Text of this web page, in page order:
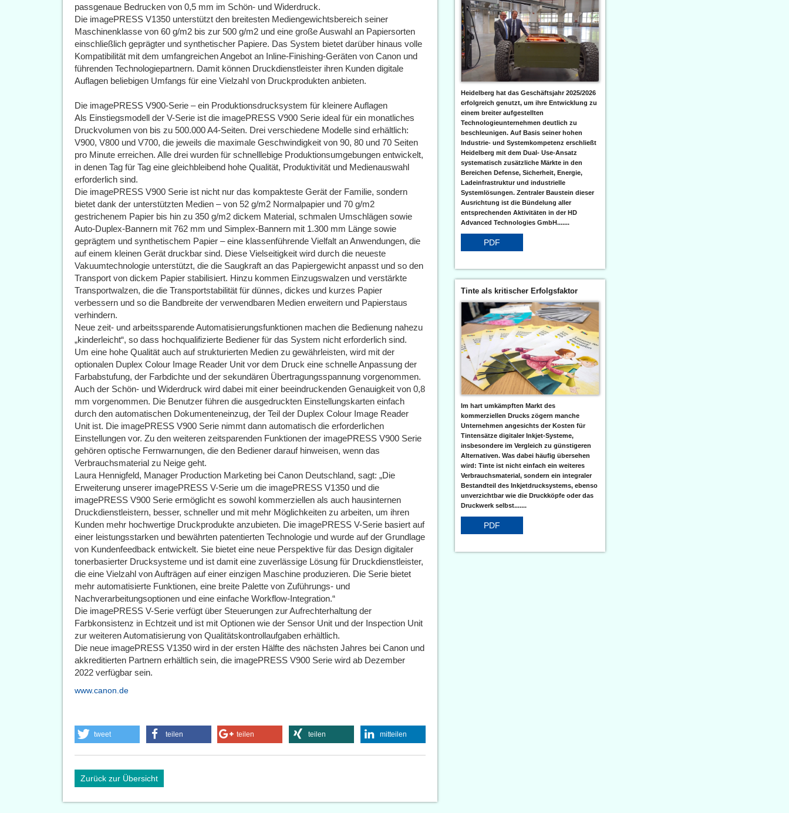
passgenaue Bedrucken von 0,5 mm im Schön- und Widerdruck.
Die imagePRESS V1350 unterstützt den breitesten Mediengewichtsbereich seiner
Maschinenklasse von 60 g/m2 bis zur 500 g/m2 und eine große Auswahl an Papiersorten
einschließlich geprägter und synthetischer Papiere. Das System bietet darüber hinaus volle
Kompatibilität mit dem umfangreichen Angebot an Inline-Finishing-Geräten von Canon und
führenden Technologiepartnern. Damit können Druckdienstleister ihren Kunden digitale
Auflagen beliebigen Umfangs für eine Vielzahl von Druckprodukten anbieten.
Die imagePRESS V900-Serie – ein Produktionsdrucksystem für kleinere Auflagen
Als Einstiegsmodell der V-Serie ist die imagePRESS V900 Serie ideal für ein monatliches
Druckvolumen von bis zu 500.000 A4-Seiten. Drei verschiedene Modelle sind erhältlich:
V900, V800 und V700, die jeweils die maximale Geschwindigkeit von 90, 80 und 70 Seiten
pro Minute erreichen. Alle drei wurden für schnelllebige Produktionsumgebungen entwickelt,
in denen Tag für Tag eine gleichbleibend hohe Qualität, Produktivität und Medienauswahl
erforderlich sind.
Die imagePRESS V900 Serie ist nicht nur das kompakteste Gerät der Familie, sondern
bietet dank der unterstützten Medien – von 52 g/m2 Normalpapier und 70 g/m2
gestrichenem Papier bis hin zu 350 g/m2 dickem Material, schmalen Umschlägen sowie
Auto-Duplex-Bannern mit 762 mm und Simplex-Bannern mit 1.300 mm Länge sowie
geprägtem und synthetischem Papier – eine klassenführende Vielfalt an Anwendungen, die
auf einem kleinen Gerät druckbar sind. Diese Vielseitigkeit wird durch die neueste
Vakuumtechnologie unterstützt, die die Saugkraft an das Papiergewicht anpasst und so den
Transport von dickem Papier stabilisiert. Hinzu kommen Einzugswalzen und verstärkte
Transportwalzen, die die Transportstabilität für dünnes, dickes und kurzes Papier
verbessern und so die Bandbreite der verwendbaren Medien erweitern und Papierstaus
verhindern.
Neue zeit- und arbeitssparende Automatisierungsfunktionen machen die Bedienung nahezu
„kinderleicht“, so dass hochqualifizierte Bediener für das System nicht erforderlich sind.
Um eine hohe Qualität auch auf strukturierten Medien zu gewährleisten, wird mit der
optionalen Duplex Colour Image Reader Unit vor dem Druck eine schnelle Anpassung der
Farbabstufung, der Farbdichte und der sekundären Übertragungsspannung vorgenommen.
Auch der Schön- und Widerdruck wird dabei mit einer beeindruckenden Genauigkeit von 0,8
mm vorgenommen. Die Benutzer führen die ausgedruckten Einstellungskarten einfach
durch den automatischen Dokumenteneinzug, der Teil der Duplex Colour Image Reader
Unit ist. Die imagePRESS V900 Serie nimmt dann automatisch die erforderlichen
Einstellungen vor. Zu den weiteren zeitsparenden Funktionen der imagePRESS V900 Serie
gehören optische Fernwarnungen, die den Bediener darauf hinweisen, wenn das
Verbrauchsmaterial zu Neige geht.
Laura Hennigfeld, Manager Production Marketing bei Canon Deutschland, sagt: „Die
Erweiterung unserer imagePRESS V-Serie um die imagePRESS V1350 und die
imagePRESS V900 Serie ermöglicht es sowohl kommerziellen als auch hausinternen
Druckdienstleistern, besser, schneller und mit mehr Möglichkeiten zu arbeiten, um ihren
Kunden mehr hochwertige Druckprodukte anzubieten. Die imagePRESS V-Serie basiert auf
einer leistungsstarken und bewährten patentierten Technologie und wurde auf der Grundlage
von Kundenfeedback entwickelt. Sie bietet eine neue Perspektive für das Design digitaler
tonerbasierter Drucksysteme und ist damit eine zuverlässige Lösung für Druckdienstleister,
die eine Vielzahl von Aufträgen auf einer einzigen Maschine produzieren. Die Serie bietet
mehr automatisierte Funktionen, eine breite Palette von Zuführungs- und
Nachverarbeitungsoptionen und eine einfache Workflow-Integration.“
Die imagePRESS V-Serie verfügt über Steuerungen zur Aufrechterhaltung der
Farbkonsistenz in Echtzeit und ist mit Optionen wie der Sensor Unit und der Inspection Unit
zur weiteren Automatisierung von Qualitätskontrollaufgaben erhältlich.
Die neue imagePRESS V1350 wird in der ersten Hälfte des nächsten Jahres bei Canon und
akkreditierten Partnern erhältlich sein, die imagePRESS V900 Serie wird ab Dezember
2022 verfügbar sein.
www.canon.de
tweet teilen teilen teilen mitteilen
Zurück zur Übersicht
Heidelberg hat das Geschäftsjahr 2025/2026
erfolgreich genutzt, um ihre Entwicklung zu
einem breiter aufgestellten
Technologieunternehmen deutlich zu
beschleunigen. Auf Basis seiner hohen
Industrie- und Systemkompetenz erschließt
Heidelberg mit dem Dual- Use-Ansatz
systematisch zusätzliche Märkte in den
Bereichen Defense, Sicherheit, Energie,
Ladeinfrastruktur und industrielle
Systemlösungen. Zentraler Baustein dieser
Ausrichtung ist die Bündelung aller
entsprechenden Aktivitäten in der HD
Advanced Technologies GmbH.......
PDF
Tinte als kritischer Erfolgsfaktor
Im hart umkämpften Markt des
kommerziellen Drucks zögern manche
Unternehmen angesichts der Kosten für
Tintensätze digitaler Inkjet-Systeme,
insbesondere im Vergleich zu günstigeren
Alternativen. Was dabei häufig übersehen
wird: Tinte ist nicht einfach ein weiteres
Verbrauchsmaterial, sondern ein integraler
Bestandteil des Inkjetdrucksystems, ebenso
unverzichtbar wie die Druckköpfe oder das
Druckwerk selbst.......
PDF